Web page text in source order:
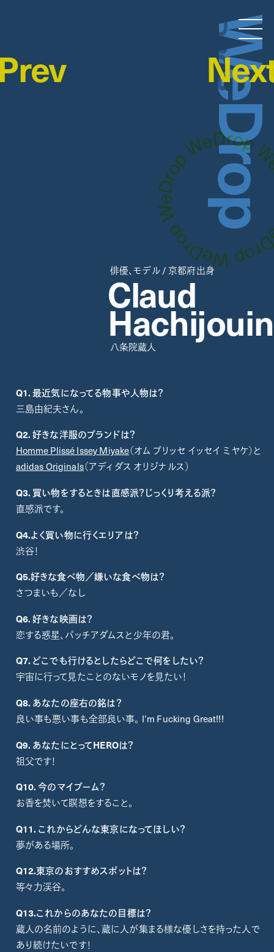
Droptokyo
俳優、モデル / 京都府出身
Claud
Hachijouin
八条院蔵人
Q1.最近気になってる物事や人物は？
三島由紀夫さん。
Q2.好きな洋服のブランドは？
Homme Plissé Issey Miyake（オム プリッセ イッセイ ミヤケ）と
adidas Originals（アディダス オリジナルス）
Q3. 買い物をするときは直感派？じっくり考える派？
直感派です。
Q4.よく買い物に行くエリアは？
渋谷！
Q5.好きな食べ物／嫌いな食べ物は？
さつまいも／なし
Q6. 好きな映画は？
恋する惑星、パッチアダムスと少年の君。
Q7. どこでも行けるとしたらどこで何をしたい？
宇宙に行って見たことのないモノを見たい！
Q8. あなたの座右の銘は？
良い事も悪い事も全部良い事。 I’m Fucking Great!!!
Q9. あなたにとってHEROは？
祖父です！
Q10. 今のマイブーム？
お香を焚いて瞑想をすること。
Q11. これからどんな東京になってほしい？
夢がある場所。
Q12.東京のおすすめスポットは？
等々力渓谷。
Q13.これからのあなたの目標は？
蔵人の名前のように、蔵に人が集まる様な優しさを持った人で
あり続けたいです！